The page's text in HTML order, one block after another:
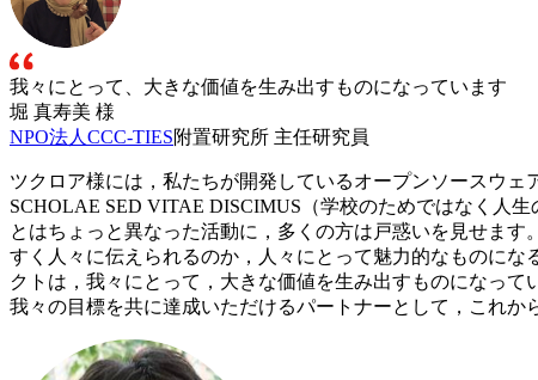
我々にとって、大きな価値を生み出すものになっています
堀 真寿美 様
NPO法人CCC-TIES附置研究所 主任研究員
ツクロア様には，私たちが開発しているオープンソースウ
SCHOLAE SED VITAE DISCIMUS（学校のためではなく人
とはちょっと異なった活動に，多くの方は戸惑いを見せま
すく人々に伝えられるのか，人々にとって魅力的なものに
クトは，我々にとって，大きな価値を生み出すものになっ
我々の目標を共に達成いただけるパートナーとして，これか